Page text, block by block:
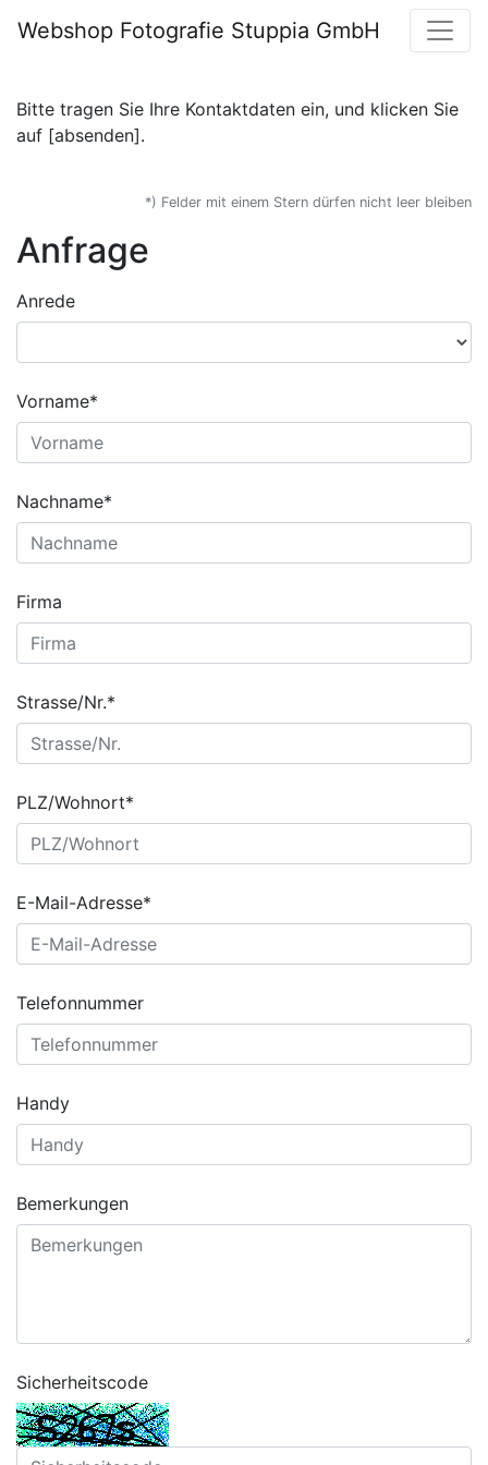
Webshop Fotografie Stuppia GmbH
Bitte tragen Sie Ihre Kontaktdaten ein, und klicken Sie
auf [absenden].
*) Felder mit einem Stern dürfen nicht leer bleiben
Anfrage
Anrede
Vorname*
Nachname*
Firma
Strasse/Nr.*
PLZ/Wohnort*
E-Mail-Adresse*
Telefonnummer
Handy
Bemerkungen
Sicherheitscode